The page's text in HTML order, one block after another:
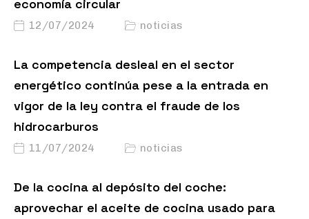
economía circular
12/07/2024 noticias
La competencia desleal en el sector
energético continúa pese a la entrada en
vigor de la ley contra el fraude de los
hidrocarburos
11/07/2024 noticias
De la cocina al depósito del coche:
aprovechar el aceite de cocina usado para